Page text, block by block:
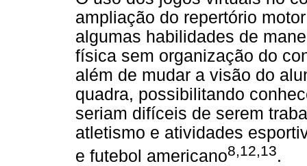
ampliação do repertório
algumas habilidades de
física sem organização do
além de mudar a visão do
quadra, possibilitando
seriam difíceis de serem
atletismo e atividades
e futebol americano8,12,13.